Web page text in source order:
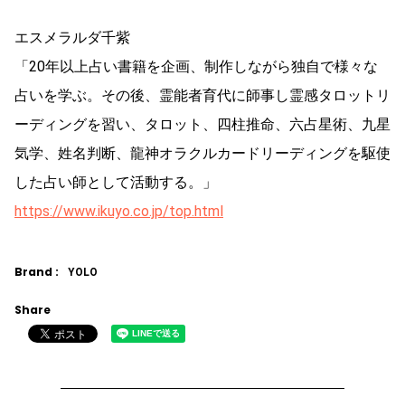
エスメラルダ千紫
「20年以上占い書籍を企画、制作しながら独自で様々な
占いを学ぶ。その後、霊能者育代に師事し霊感タロットリ
ーディングを習い、タロット、四柱推命、六占星術、九星
気学、姓名判断、龍神オラクルカードリーディングを駆使
した占い師として活動する。」
https://www.ikuyo.co.jp/top.html
Brand : YOLO
Share